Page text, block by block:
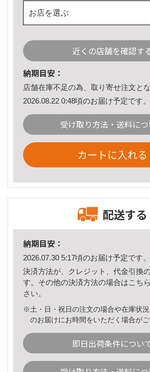
お店を選ぶ
近くの店舗を確認す
納期目安：
店舗在庫不足の為、取り寄せ注文とな
2026.08.22 0:48頃のお届け予定です。
受け取り方法・送料に
カートに入れる
配送する
納期目安：
2026.07.30 5:17頃のお届け予定です。
決済方法が、クレジット、代金引換
す。その他の決済方法の場合はこちら
さい。
※土・日・祝日の注文の場合や在庫状
のお届けにお時間をいただく場合がご
即日出荷条件につい